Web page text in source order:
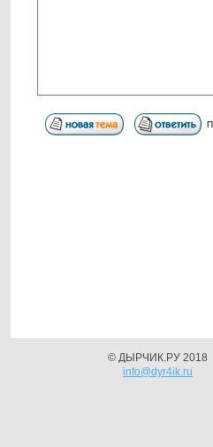
© ДЫРЧИК.РУ 2018
info@dyr4ik.ru